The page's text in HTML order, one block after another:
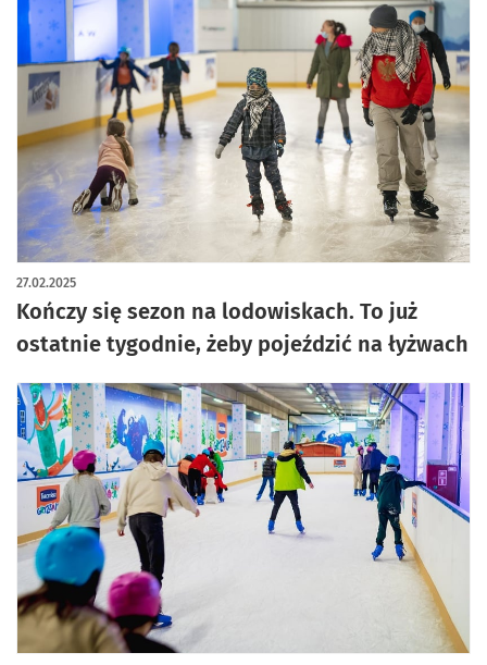
Kończy się sezon na lodowiskach. To już
ostatnie tygodnie, żeby pojeździć na łyżwach
27.02.2025